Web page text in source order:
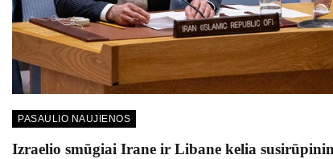
PASAULIO NAUJIENOS
Izraelio smūgiai Irane ir Libane kelia